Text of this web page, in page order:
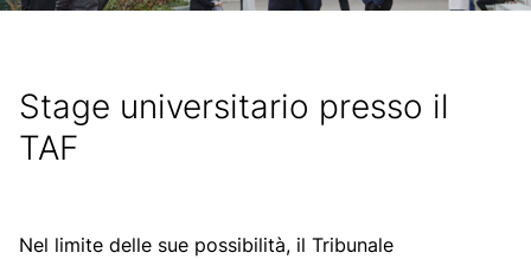
Stage universitario presso il
TAF
Nel limite delle sue possibilità, il Tribunale